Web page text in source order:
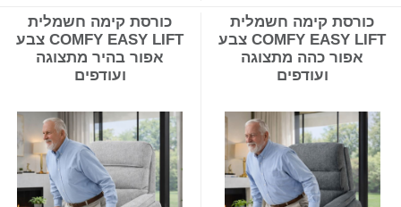
כורסת קימה חשמלית
COMFY EASY LIFT צבע
אפור כהה מתצוגה
ועודפים
כורסת קימה חשמלית
COMFY EASY LIFT צבע
אפור בהיר מתצוגה
ועודפים